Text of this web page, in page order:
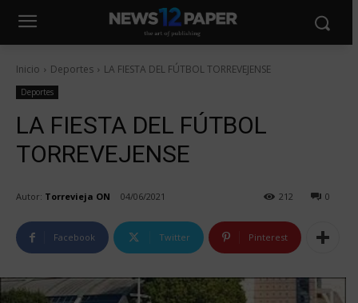
Inicio Deportes LA FIESTA DEL FÚTBOL TORREVEJENSE
Deportes
LA FIESTA DEL FÚTBOL
TORREVEJENSE
Autor: Torrevieja ON 04/06/2021 0
212
Facebook Twitter Pinterest